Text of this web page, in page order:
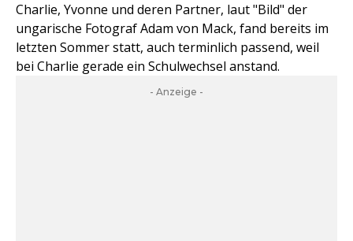
Charlie, Yvonne und deren Partner, laut "Bild" der
ungarische Fotograf Adam von Mack, fand bereits im
letzten Sommer statt, auch terminlich passend, weil
bei Charlie gerade ein Schulwechsel anstand.
- Anzeige -